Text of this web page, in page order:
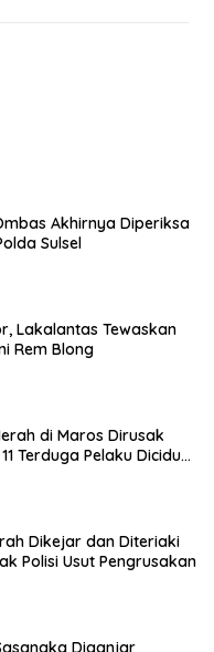
Akhirnya Diperiksa
Sulsel
Lakalantas Tewaskan
Rem Blong
di Maros Dirusak
Terduga Pelaku Diciduk
Dikejar dan Diteriaki
Polisi Usut Pengrusakan
Diganjar